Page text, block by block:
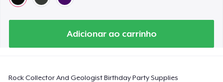
Adicionar ao carrinho
Rock Collector And Geologist Birthday Party Supplies